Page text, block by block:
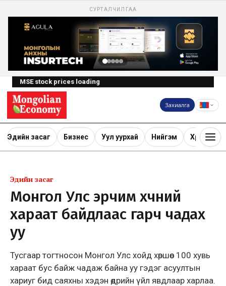
СУРТАЛЧИЛГАА
MSE stock prices loading
Захиалга
Эдийн засаг Бизнес Уул уурхай Нийгэм Хөрөнгө
Эдийн засаг
Монгол Улс эрчим хүчний
хараат байдлаас гарч чадах
уу
Тусгаар тогтносон Монгол Улс хойд хөршөөс 100 хувь
хараат бус байж чадаж байна уу гэдэг асуултын
хариуг бид саяхны хэдэн өдрийн үйл явдлаар харлаа.